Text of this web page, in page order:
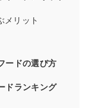
メリット
ードの選び方
ドランキング